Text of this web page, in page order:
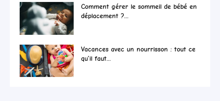
Comment gérer le sommeil de bébé en
déplacement ?...
Vacances avec un nourrisson : tout ce
qu’il faut...